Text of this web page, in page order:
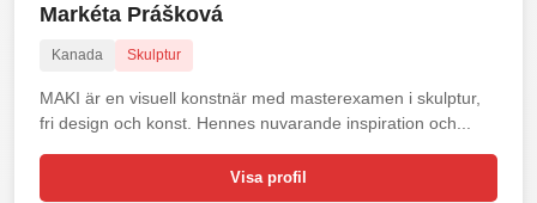
Markéta Prášková
Kanada Skulptur
MAKI är en visuell konstnär med masterexamen i skulptur,
fri design och konst. Hennes nuvarande inspiration och...
Visa profil